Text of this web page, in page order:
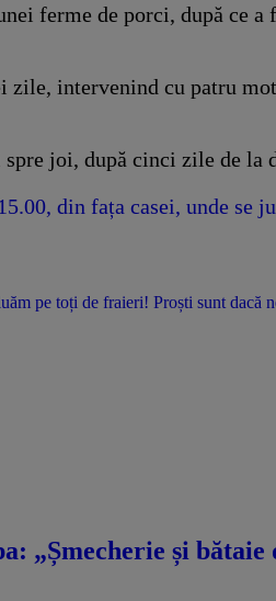
ferme de porci, după ce
intervenind cu patru
joi, după cinci zile de la
din fața casei, unde se
pe toți de fraieri! Proști sunt dacă
„Șmecherie și